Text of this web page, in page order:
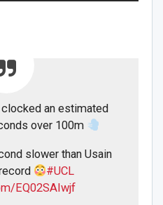
an estimated
over 100m
slower than Usain
#UCL
EQ02SAIwjf